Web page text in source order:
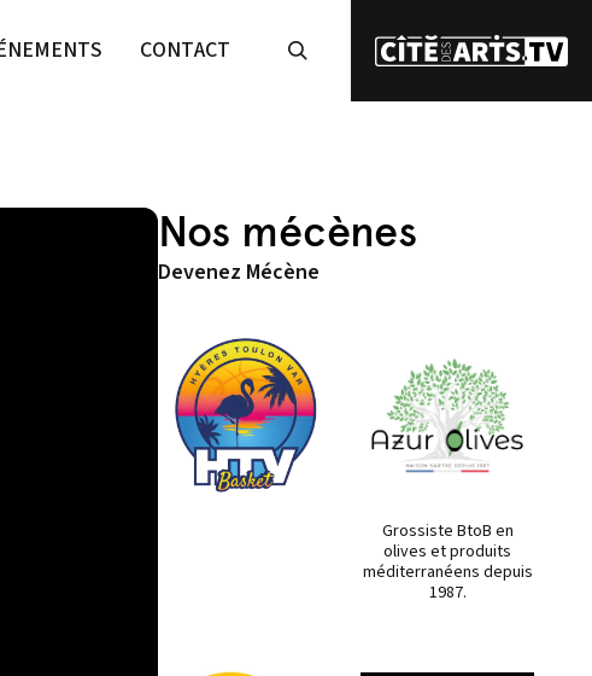
CONTACT
Nos mécènes
Devenez Mécène
Grossiste BtoB en
olives et produits
méditerranéens depuis
1987.